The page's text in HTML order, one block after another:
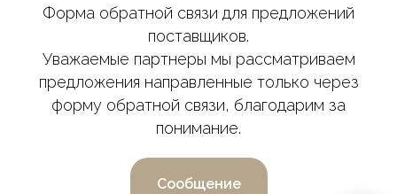
Форма обратной связи для предложений
поставщиков.
Уважаемые партнеры мы рассматриваем
предложения направленные только через
форму обратной связи, благодарим за
понимание.
Сообщение